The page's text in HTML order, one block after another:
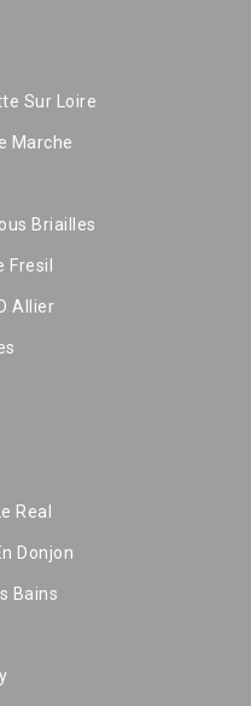
Sur Loire
Marche
Briailles
Allier
Real
Donjon
Bains